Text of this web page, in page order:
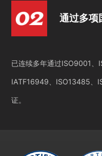
通过多项
已连续多年通过ISO9001、
IATF16949、ISO13485、
证。